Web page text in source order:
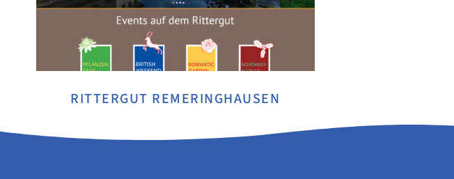
RITTERGUT REMERINGHAUSEN